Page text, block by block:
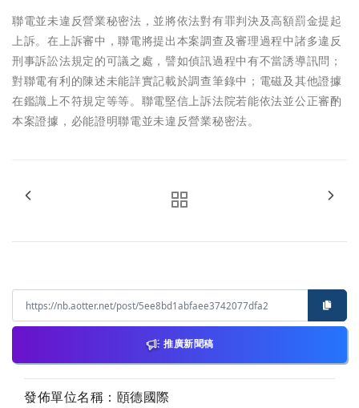
聯電並未違反營業秘密法，並將依法對有罪判決及高額罰金提起
上訴。在上訴審中，聯電將提出本案調查及審理過程中諸多違反
刑事訴訟法規定的可議之處，譬如偵訊過程中有不當誘導訊問；
對聯電有利的陳述未能詳實記載於調查筆錄中；電磁及其他證據
在鑑識上不符規定等等。聯電堅信上訴法院若能依法並公正審酌
本案證據，必能證明聯電並未違反營業秘密法。
推廣新聞稿
發佈單位名稱：頤德國際